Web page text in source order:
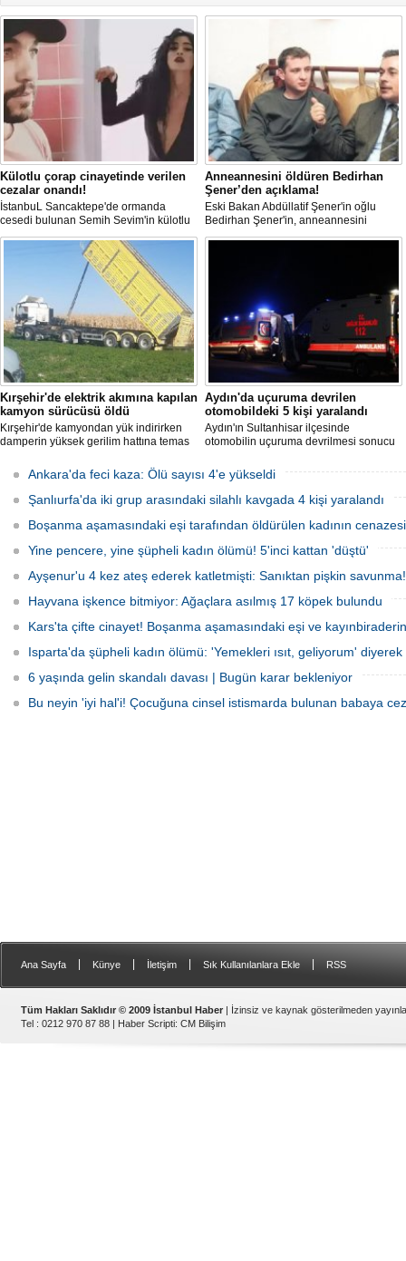
Külotlu çorap cinayetinde verilen
cezalar onandı!
İstanbuL Sancaktepe'de ormanda
cesedi bulunan Semih Sevim'in külotlu
çorapla boğularak öldürüldüğü
iddiasına ilişkin sanık Seçil Çiftçi'ye
verilen 'ağırlaştırılmış müebbet' ve
babası hakkındaki 'müebbet' kararı,
istinaf mahkemesi onadı.
Anneannesini öldüren Bedirhan
Şener’den açıklama!
Eski Bakan Abdüllatif Şener'in oğlu
Bedirhan Şener'in, anneannesini
öldürmesine ilişkin davada karar
çekerken, Şener'e verilen ceza belli
Kırşehir'de elektrik akımına kapılan
kamyon sürücüsü öldü
Kırşehir'de kamyondan yük indirirken
damperin yüksek gerilim hattına temas
sürücü hayatını kaybetti.
Aydın'da uçuruma devrilen
otomobildeki 5 kişi yaralandı
Aydın'ın Sultanhisar ilçesinde
otomobilin uçuruma devrilmesi sonucu
Ankara'da feci kaza: Ölü sayısı 4'e yükseldi
Şanlıurfa'da iki grup arasındaki silahlı kavgada 4 kişi yaralandı
Boşanma aşamasındaki eşi tarafından öldürülen kadının
Yine pencere, yine şüpheli kadın ölümü! 5'inci kattan 'düştü'
Ayşenur'u 4 kez ateş ederek katletmişti: Sanıktan pişkin savunma!
Hayvana işkence bitmiyor: Ağaçlara asılmış 17 köpek bulundu
Kars'ta çifte cinayet! Boşanma aşamasındaki eşi ve
Isparta'da şüpheli kadın ölümü: 'Yemekleri ısıt, geliyorum' diyerek
6 yaşında gelin skandalı davası | Bugün karar bekleniyor
Bu neyin 'iyi hal'i! Çocuğuna cinsel istismarda bulunan babaya
Ana Sayfa Künye İletişim Sık Kullanılanlara Ekle RSS
Tüm Hakları Saklıdır © 2009 İstanbul Haber | İzinsiz ve kaynak gösterilmeden
Tel : 0212 970 87 88 | Haber Scripti: CM Bilişim